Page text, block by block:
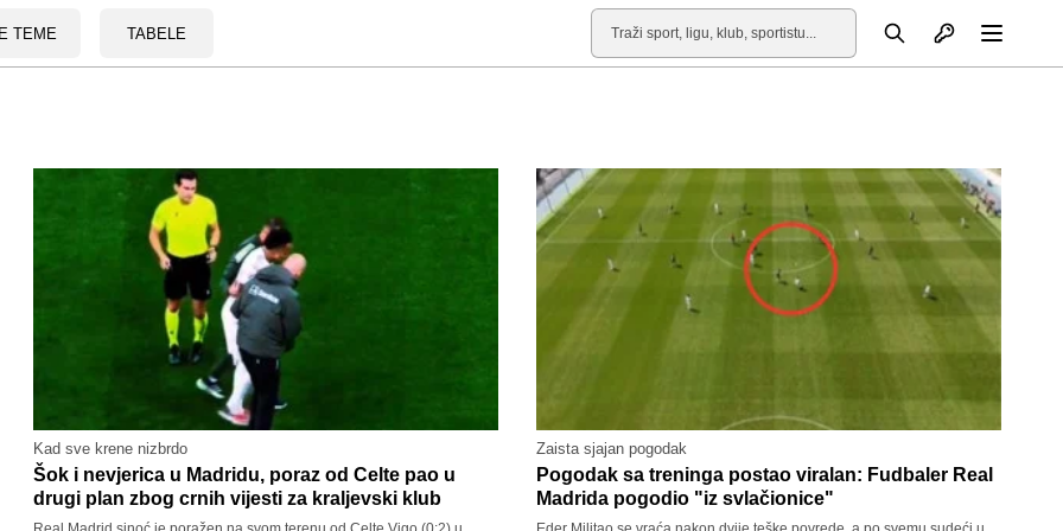
TEME TABELE
Pretraga Otvori profil
Kad sve krene nizbrdo
Šok i nevjerica u Madridu, poraz od Celte pao u
drugi plan zbog crnih vijesti za kraljevski klub
Zaista sjajan pogodak
Pogodak sa treninga postao viralan: Fudbaler Real
Madrida pogodio "iz svlačionice"